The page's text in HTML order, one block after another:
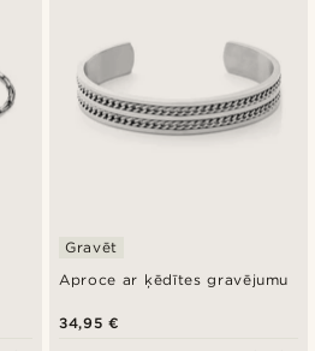
Aproce ar ķēdītes gravējumu
Gravēt
34,95 €